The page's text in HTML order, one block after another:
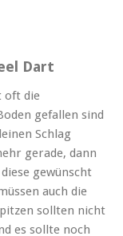
Dart
oft die
gefallen sind
Schlag
gerade, dann
gewünscht
auch die
sollten nicht
es sollte noch